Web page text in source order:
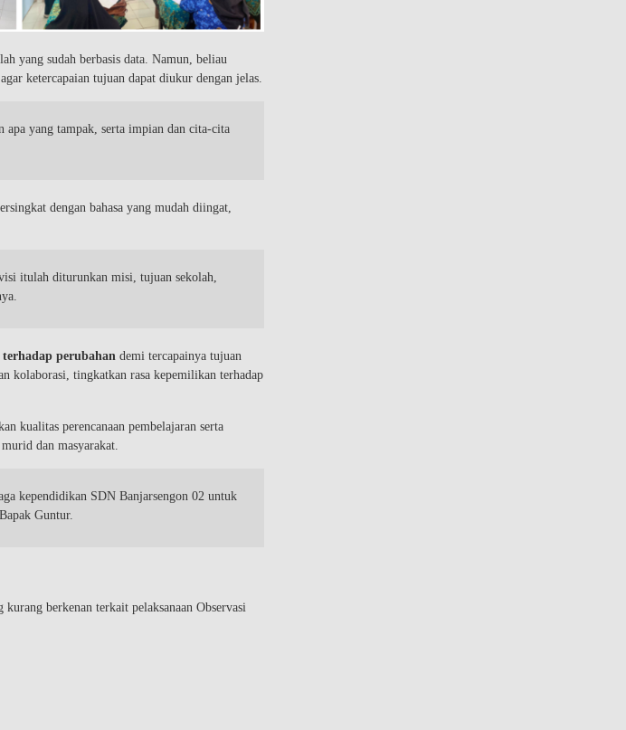
yang sudah berbasis data. Namun, beliau
ketercapaian tujuan dapat diukur dengan jelas.
apa yang tampak, serta impian dan cita-cita
dengan bahasa yang mudah diingat,
itulah diturunkan misi, tujuan sekolah,
perubahan demi tercapainya tujuan
kolaborasi, tingkatkan rasa kepemilikan terhadap
kualitas perencanaan pembelajaran serta
dan masyarakat.
kependidikan SDN Banjarsengon 02 untuk
Guntur.
berkenan terkait pelaksanaan Observasi